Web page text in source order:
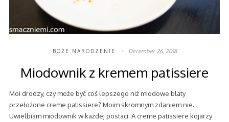
BOŻE NARODZENIE December 26, 2018
Miodownik z kremem patissiere
Moi drodzy, czy może być coś lepszego niż miodowe blaty
przełożone creme patissiere? Moim skromnym zdaniem nie.
Uwielbiam miodownik w każdej postaci. A creme patissiere kojarzy